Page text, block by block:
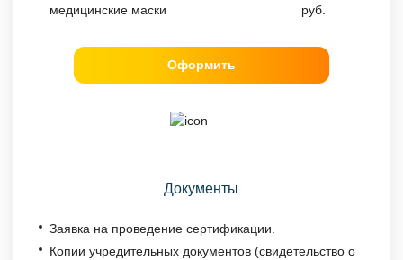
медицинские маски
руб.
Оформить
Документы
Заявка на проведение сертификации.
Копии учредительных документов (свидетельство о